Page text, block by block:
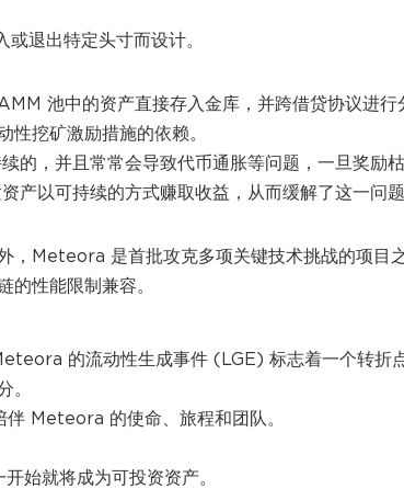
退出特定头寸而设计。
池中的资产直接存入金库，并跨借贷协议进行
性挖矿激励措施的依赖。
的，并且常常会导致代币通胀等问题，一旦奖励枯
以可持续的方式赚取收益，从而缓解了这一问
，Meteora 是首批攻克多项关键技术挑战的项目
的性能限制兼容。
的流动性生成事件 (LGE) 标志着一个转折
。
Meteora 的使命、旅程和团队。
始就将成为可投资资产。